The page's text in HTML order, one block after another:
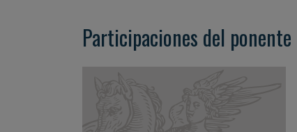
Participaciones del ponente